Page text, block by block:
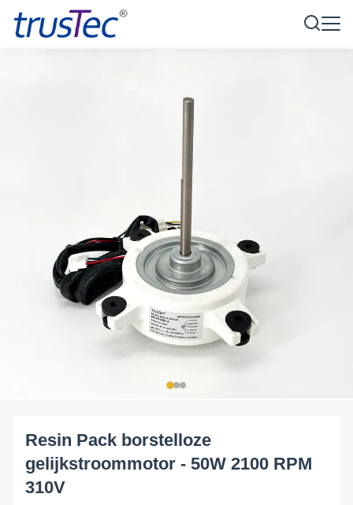
Resin Pack borstelloze
gelijkstroommotor - 50W 2100 RPM
310V